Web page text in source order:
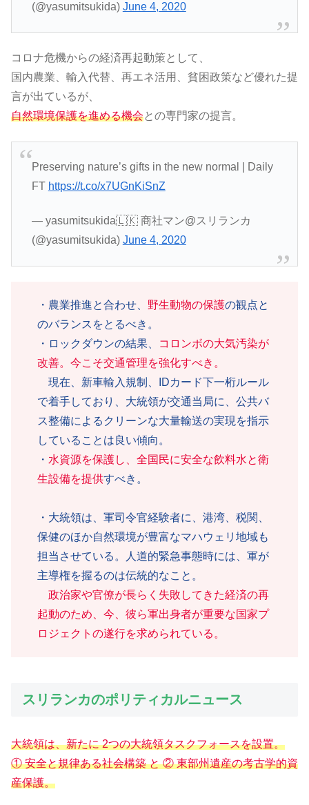
(@yasumitsukida) June 4, 2020
コロナ危機からの経済再起動策として、
国内農業、輸入代替、再エネ活用、貧困政策など優れた提
言が出ているが、
自然環境保護を進める機会との専門家の提言。
Preserving nature’s gifts in the new normal | Daily
FT https://t.co/x7UGnKiSnZ
— yasumitsukida🇱🇰 商社マン@スリランカ
(@yasumitsukida) June 4, 2020
・農業推進と合わせ、 野生動物の保護の観点と
のバランスをとるべき。
・ロックダウンの結果、
コロンボの大気汚染が
改善。今こそ交通管理を強化すべき。
現在、新車輸入規制、IDカード下一桁ルール
で着手しており、大統領が交通当局に、公共バ
ス整備によるクリーンな大量輸送の実現を指示
していることは良い傾向。
・ 水資源を保護し、全国民に安全な飲料水と衛
生設備を提供すべき。
・大統領は、軍司令官経験者に、港湾、税関、
保健のほか自然環境が豊富なマハウェリ地域も
担当させている。人道的緊急事態時には、軍が
主導権を握るのは伝統的なこと。
政治家や官僚が長らく失敗してきた経済の再
起動のため、今、彼ら軍出身者が重要な国家プ
ロジェクトの遂行を求められている。
スリランカのポリティカルニュース
大統領は、新たに 2つの大統領タスクフォースを設置。
① 安全と規律ある社会構築 と ② 東部州遺産の考古学的資
産保護。